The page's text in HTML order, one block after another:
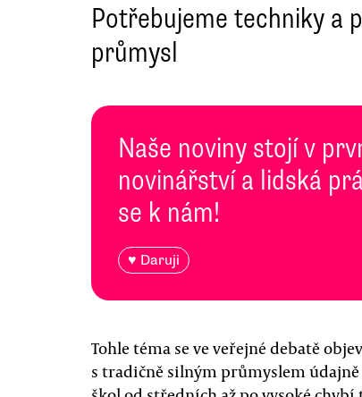
Potřebujeme techniky a
průmysl
Naše noviny stojí v
novinářství a lidská
se k nám!
♥ Daruji
Tohle téma se ve veřejné debatě
s tradičně silným průmyslem